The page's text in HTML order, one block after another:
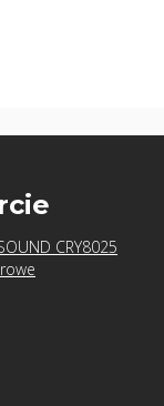
CRY8025